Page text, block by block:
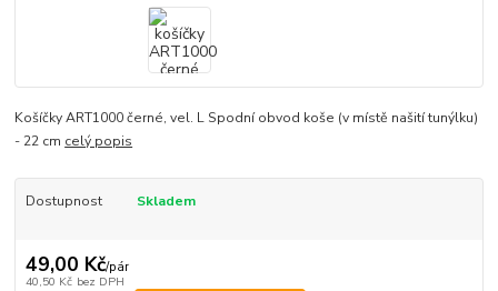
Košíčky ART1000 černé, vel. L Spodní obvod koše (v místě našití tunýlku)
- 22 cm celý popis
Dostupnost Skladem
49,00 Kč/pár
40,50 Kč bez DPH